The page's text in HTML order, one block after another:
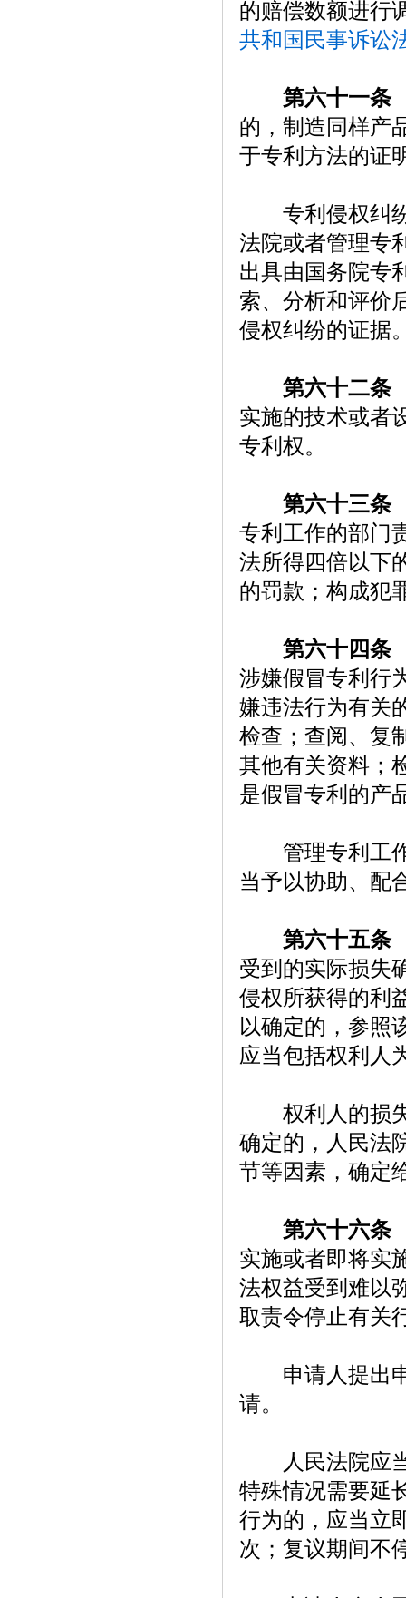
的赔偿数额进行
共和国民事诉讼
第六十一条
的，制造同样产
于专利方法的证
专利侵权纠纷
法院或者管理专
出具由国务院专
索、分析和评价
侵权纠纷的证据
第六十二条
实施的技术或者
专利权。
第六十三条
专利工作的部门
法所得四倍以下
的罚款；构成犯
第六十四条
涉嫌假冒专利行
嫌违法行为有关
检查；查阅、复
其他有关资料；
是假冒专利的产
管理专利工作
当予以协助、配
第六十五条
受到的实际损失
侵权所获得的利
以确定的，参照
应当包括权利人
权利人的损失
确定的，人民法
节等因素，确定
第六十六条
实施或者即将实
法权益受到难以
取责令停止有关
申请人提出申
请。
人民法院应当
特殊情况需要延
行为的，应当立
次；复议期间不